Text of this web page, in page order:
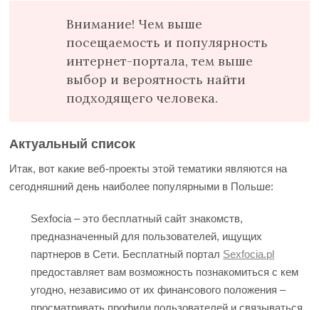
Внимание! Чем выше
посещаемость и популярность
интернет-портала, тем выше
выбор и вероятность найти
подходящего человека.
Актуальный список
Итак, вот какие веб-проекты этой тематики являются на
сегодняшний день наиболее популярными в Польше:
Sexfocia – это бесплатный сайт знакомств,
предназначенный для пользователей, ищущих
партнеров в Сети. Бесплатный портал Sexfocia.pl
предоставляет вам возможность познакомиться с кем
угодно, независимо от их финансового положения –
просматривать профили пользователей и связываться